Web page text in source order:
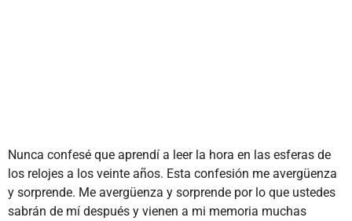
Nunca confesé que aprendí a leer la hora en las esferas de
los relojes a los veinte años. Esta confesión me avergüenza
y sorprende. Me avergüenza y sorprende por lo que ustedes
sabrán de mí después y vienen a mi memoria muchas